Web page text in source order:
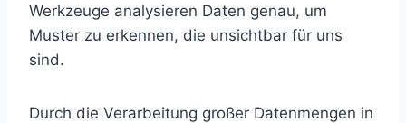
Werkzeuge analysieren Daten genau, um
Muster zu erkennen, die unsichtbar für uns
sind.
Durch die Verarbeitung großer Datenmengen in